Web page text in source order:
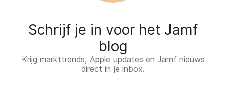
Schrijf je in voor het Jamf
blog
Krijg markttrends, Apple updates en Jamf nieuws
direct in je inbox.